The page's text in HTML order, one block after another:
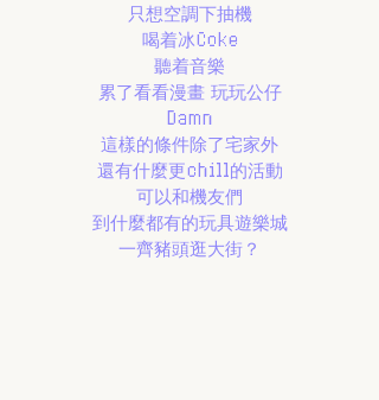
只想空調下抽機
喝着冰Coke
聽着音樂
累了看看漫畫 玩玩公仔
Damn
這樣的條件除了宅家外
還有什麼更chill的活動
可以和機友們
到什麼都有的玩具遊樂城
一齊豬頭逛大街？